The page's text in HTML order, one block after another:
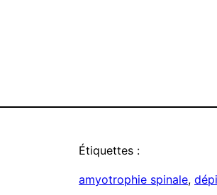
Étiquettes :
amyotrophie spinale,